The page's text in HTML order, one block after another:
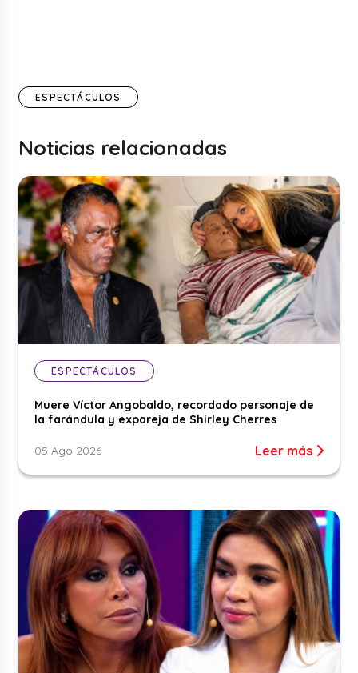
ESPECTÁCULOS
Noticias relacionadas
ESPECTÁCULOS
Muere Víctor Angobaldo, recordado personaje de
la farándula y expareja de Shirley Cherres
05 Ago 2026 Leer más